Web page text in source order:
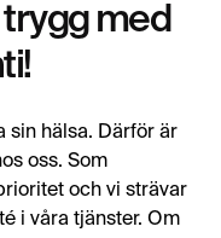
med
sin hälsa. Därför är
oss. Som
och vi strävar
i våra tjänster. Om